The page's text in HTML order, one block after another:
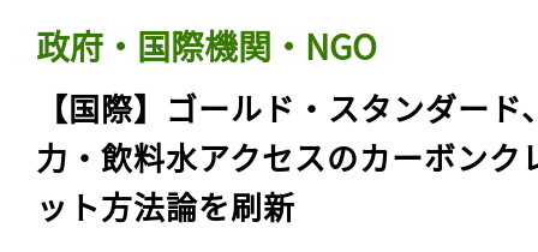
政府・国際機関・NGO
【国際】ゴールド・スタンダード
力・飲料水アクセスのカーボンク
ット方法論を刷新